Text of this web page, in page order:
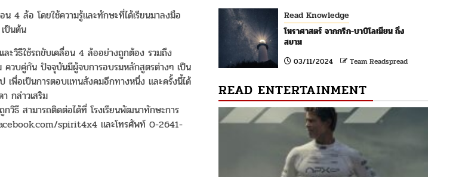
4 ล้อ โดยใช้ความรู้และทักษะที่ได้เรียนมาลงมือ
ป็นต้น
ะวิธีใช้รถขับเคลื่อน 4 ล้ออย่างถูกต้อง รวมถึง
ควบคู่กัน ปัจจุบันมีผู้จบการอบรมหลักสูตรต่างๆ เป็น
เพื่อเป็นการตอบแทนสังคมอีกทางหนึ่ง และครั้งนี้ได้
กล่าวเสริม
วิธี สามารถติดต่อได้ที่ โรงเรียนพัฒนาทักษะการ
spirit4x4 และโทรศัพท์ 0-2641-
Read Knowledge
โหราศาสตร์ จากกรีก-บาบิโลเนียน ถึง
สยาม
03/11/2024 Team Readspread
READ ENTERTAINMENT